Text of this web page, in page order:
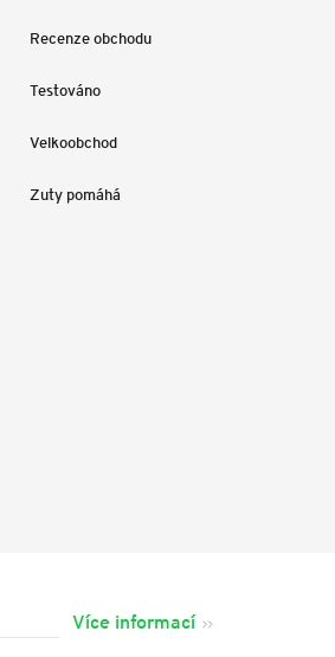
Recenze obchodu
Testováno
Velkoobchod
Zuty pomáhá
Více informací